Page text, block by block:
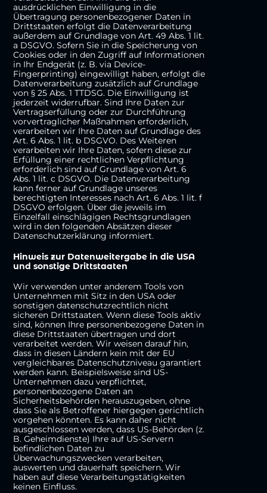
ausdrücklichen Einwilligung in die
Übertragung personenbezogener Daten in
Drittstaaten erfolgt die Datenverarbeitung
außerdem auf Grundlage von Art. 49 Abs. 1 lit.
a DSGVO. Sofern Sie in die Speicherung von
Cookies oder in den Zugriff auf Informationen
in Ihr Endgerät (z. B. via Device-
Fingerprinting) eingewilligt haben, erfolgt die
Datenverarbeitung zusätzlich auf Grundlage
von § 25 Abs. 1 TTDSG. Die Einwilligung ist
jederzeit widerrufbar. Sind Ihre Daten zur
Vertragserfüllung oder zur Durchführung
vorvertraglicher Maßnahmen erforderlich,
verarbeiten wir Ihre Daten auf Grundlage des
Art. 6 Abs. 1 lit. b DSGVO. Des Weiteren
verarbeiten wir Ihre Daten, sofern diese zur
Erfüllung einer rechtlichen Verpflichtung
erforderlich sind auf Grundlage von Art. 6
Abs. 1 lit. c DSGVO. Die Datenverarbeitung
kann ferner auf Grundlage unseres
berechtigten Interesses nach Art. 6 Abs. 1 lit. f
DSGVO erfolgen. Über die jeweils im
Einzelfall einschlägigen Rechtsgrundlagen
wird in den folgenden Absätzen dieser
Datenschutzerklärung informiert.
Hinweis zur Datenweitergabe in die USA
und sonstige Drittstaaten
Wir verwenden unter anderem Tools von
Unternehmen mit Sitz in den USA oder
sonstigen datenschutzrechtlich nicht
sicheren Drittstaaten. Wenn diese Tools aktiv
sind, können Ihre personenbezogene Daten in
diese Drittstaaten übertragen und dort
verarbeitet werden. Wir weisen darauf hin,
dass in diesen Ländern kein mit der EU
vergleichbares Datenschutzniveau garantiert
werden kann. Beispielsweise sind US-
Unternehmen dazu verpflichtet,
personenbezogene Daten an
Sicherheitsbehörden herauszugeben, ohne
dass Sie als Betroffener hiergegen gerichtlich
vorgehen könnten. Es kann daher nicht
ausgeschlossen werden, dass US-Behörden (z.
B. Geheimdienste) Ihre auf US-Servern
befindlichen Daten zu
Überwachungszwecken verarbeiten,
auswerten und dauerhaft speichern. Wir
haben auf diese Verarbeitungstätigkeiten
keinen Einfluss.